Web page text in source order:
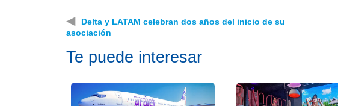
◀
Delta y LATAM celebran dos años del inicio de su
asociación
Te puede interesar